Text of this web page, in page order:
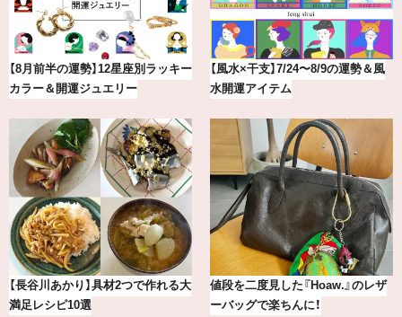
【8月前半の運勢】12星座別ラッキー
カラー＆開運ジュエリー
【風水×干支】7/24〜8/9の運勢＆風
水開運アイテム
【長谷川あかり】具材2つで作れる大
満足レシピ10選
値段を二度見した『Hoaw.』のレザ
ーバッグで楽ちんに！